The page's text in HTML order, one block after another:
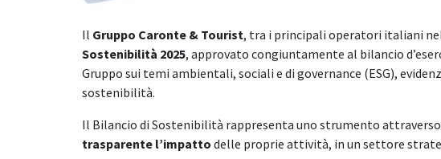
Il Gruppo Caronte & Tourist, tra i principali operatori italiani
Sostenibilità 2025, approvato congiuntamente al bilancio
Gruppo sui temi ambientali, sociali e di governance (ESG),
sostenibilità.
Il Bilancio di Sostenibilità rappresenta uno strumento
trasparente l’impatto delle proprie attività, in un settore